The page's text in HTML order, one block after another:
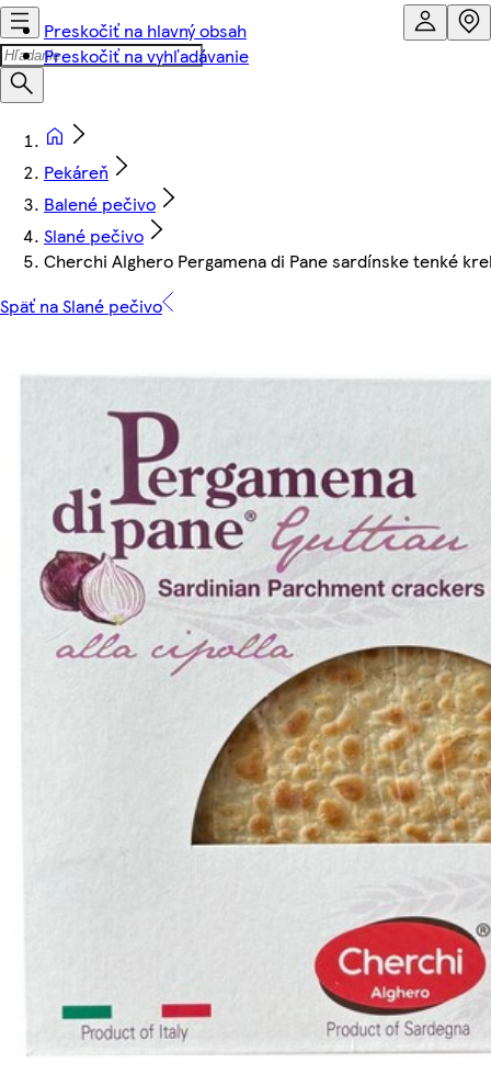
Preskočiť na hlavný obsah
Preskočiť na vyhľadávanie
Pekáreň
Balené pečivo
Slané pečivo
Cherchi Alghero Pergamena di Pane sardínske tenké
Späť na Slané pečivo